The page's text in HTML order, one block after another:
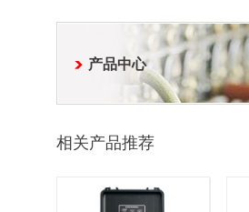
产品中心
相关产品推荐